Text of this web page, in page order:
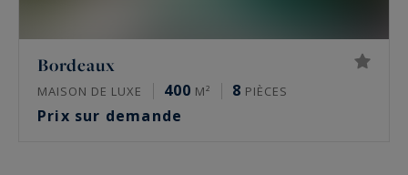
Bordeaux
MAISON DE LUXE 400 M² 8 PIÈCES
Prix sur demande